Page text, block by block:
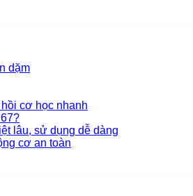
dặm
cơ học nhanh
lâu, sử dụng dễ dàng
cơ an toàn